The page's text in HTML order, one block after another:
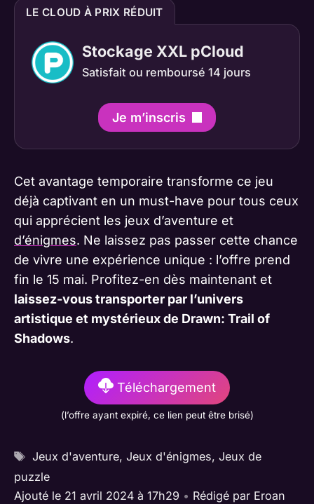
LE CLOUD À PRIX RÉDUIT
Stockage XXL pCloud
Satisfait ou remboursé 14 jours
Je m’inscris
Cet avantage temporaire transforme ce jeu
déjà captivant en un must-have pour tous ceux
qui apprécient les jeux d’aventure et
d’énigmes. Ne laissez pas passer cette chance
de vivre une expérience unique : l’offre prend
fin le 15 mai. Profitez-en dès maintenant et
laissez-vous transporter par l’univers
artistique et mystérieux de Drawn: Trail of
Shadows.
Téléchargement
(l’offre ayant expiré, ce lien peut être brisé)
Étiquettes
Jeux d'aventure, Jeux d'énigmes, Jeux de
puzzle
Ajouté le 21 avril 2024 à 17h29 • Rédigé par Eroan